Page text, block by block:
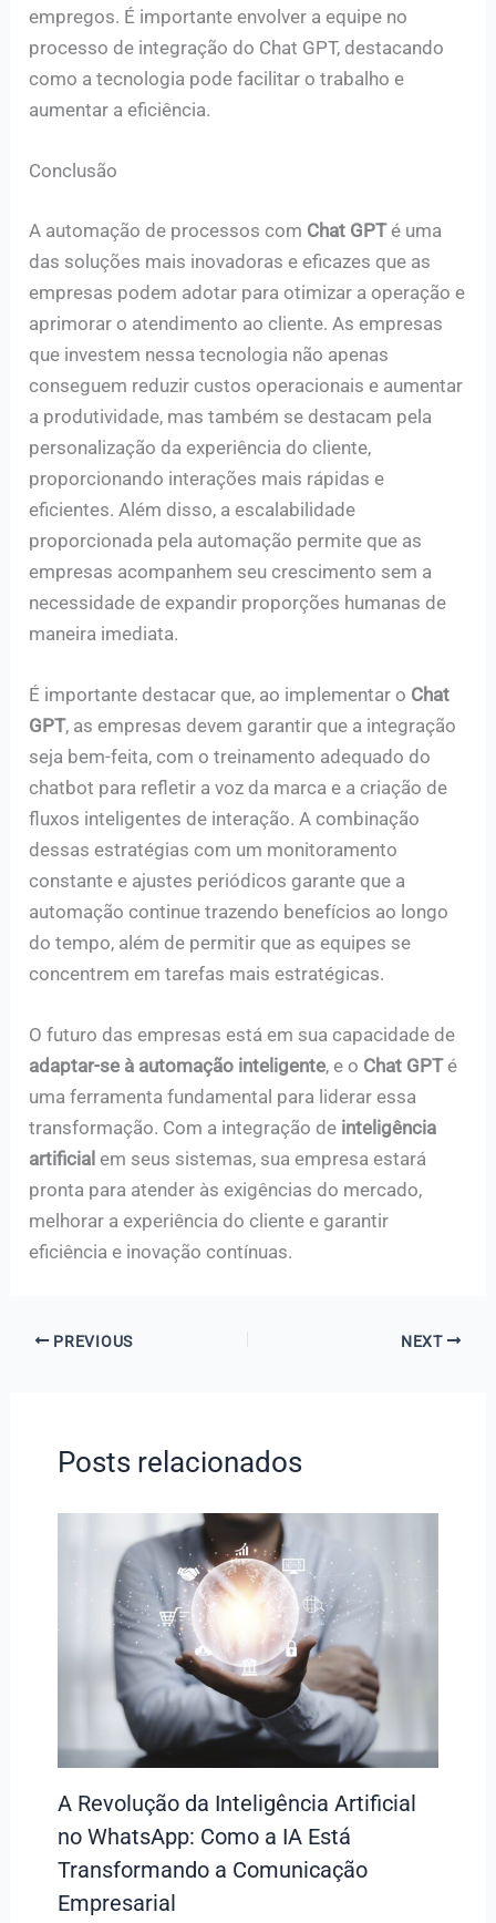
empregos. É importante envolver a equipe no
processo de integração do Chat GPT, destacando
como a tecnologia pode facilitar o trabalho e
aumentar a eficiência.
Conclusão
A automação de processos com Chat GPTé uma
das soluções mais inovadoras e eficazes que as
empresas podem adotar para otimizar a operação e
aprimorar o atendimento ao cliente. As empresas
que investem nessa tecnologia não apenas
conseguem reduzir custos operacionais e aumentar
a produtividade, mas também se destacam pela
personalização da experiência do cliente,
proporcionando interações mais rápidas e
eficientes. Além disso, a escalabilidade
proporcionada pela automação permite que as
empresas acompanhem seu crescimento sem a
necessidade de expandir proporções humanas de
maneira imediata.
É importante destacar que, ao implementar o Chat
GPT, as empresas devem garantir que a integração
seja bem-feita, com o treinamento adequado do
chatbot para refletir a voz da marca e a criação de
fluxos inteligentes de interação. A combinação
dessas estratégias com um monitoramento
constante e ajustes periódicos garante que a
automação continue trazendo benefícios ao longo
do tempo, além de permitir que as equipes se
concentrem em tarefas mais estratégicas.
O futuro das empresas está em sua capacidade de
adaptar-se à automação inteligente, e o Chat GPTé
uma ferramenta fundamental para liderar essa
transformação. Com a integração de inteligência
artificial em seus sistemas, sua empresa estará
pronta para atender às exigências do mercado,
melhorar a experiência do cliente e garantir
eficiência e inovação contínuas.
PREVIOUS NEXT
Posts relacionados
A Revolução da Inteligência Artificial
no WhatsApp: Como a IA Está
Transformando a Comunicação
Empresarial